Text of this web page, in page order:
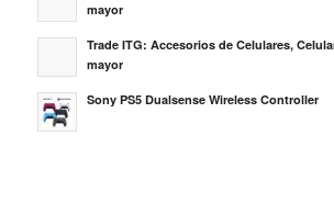
mayor
Trade ITG: Accesorios de Celulares,
mayor
Sony PS5 Dualsense Wireless Controller